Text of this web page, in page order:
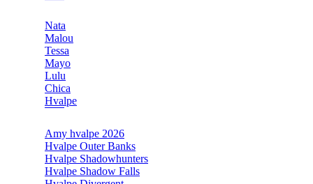
Nata
Malou
Tessa
Mayo
Lulu
Chica
Hvalpe
Amy hvalpe 2026
Hvalpe Outer Banks
Hvalpe Shadowhunters
Hvalpe Shadow Falls